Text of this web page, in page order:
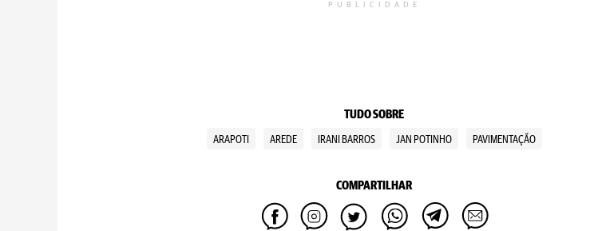
PUBLICIDADE
TUDO SOBRE
ARAPOTI AREDE IRANI BARROS JAN POTINHO PAVIMENTAÇÃO
COMPARTILHAR